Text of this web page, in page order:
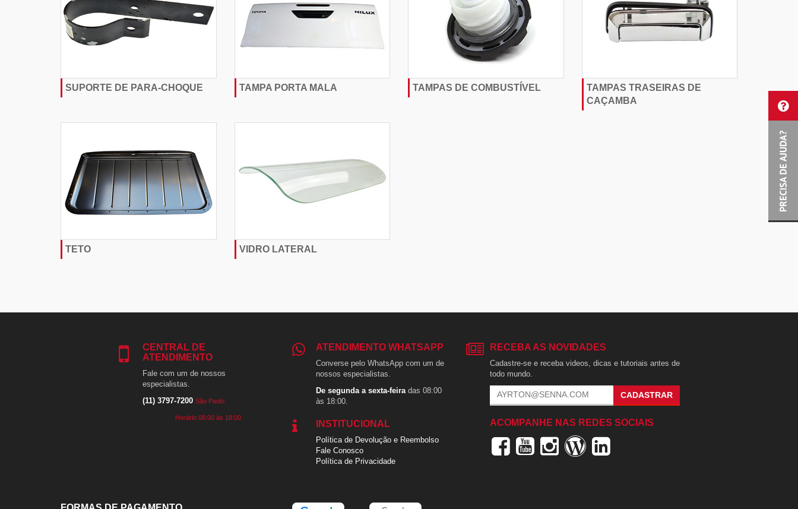
SUPORTE DE PARA-CHOQUE TAMPA PORTA MALA TAMPAS DE COMBUSTÍVEL
TAMPAS TRASEIRAS DE
CAÇAMBA
TETO VIDRO LATERAL
CENTRAL DE
ATENDIMENTO
Fale com um de nossos
especialistas.
(11) 3797-7200 São Paulo
Horário 08:00 às 18:00
ATENDIMENTO WHATSAPP
Converse pelo WhatsApp com um de
nossos especialistas.
De segunda a sexta-feira das 08:00
às 18:00.
INSTITUCIONAL
Política de Devolução e Reembolso
Fale Conosco
Política de Privacidade
RECEBA AS NOVIDADES
Cadastre-se e receba videos, dicas e tutoriais antes de
todo mundo.
CADASTRAR
ACOMPANHE NAS REDES SOCIAIS